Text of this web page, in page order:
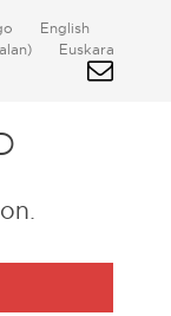
English
)
Euskara